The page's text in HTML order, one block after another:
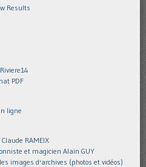
Results
PDF
ligne
RAMEIX
et magicien Alain GUY
images d'archives (photos et vidéos)